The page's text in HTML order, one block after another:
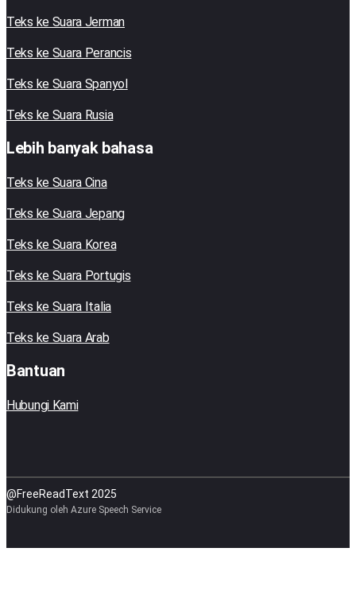
Teks ke Suara Jerman
Teks ke Suara Perancis
Teks ke Suara Spanyol
Teks ke Suara Rusia
Lebih banyak bahasa
Teks ke Suara Cina
Teks ke Suara Jepang
Teks ke Suara Korea
Teks ke Suara Portugis
Teks ke Suara Italia
Teks ke Suara Arab
Bantuan
Hubungi Kami
@FreeReadText 2025
Didukung oleh Azure Speech Service